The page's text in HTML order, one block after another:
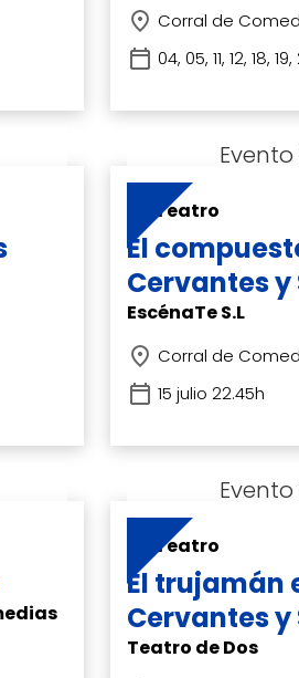
Corral de
04, 05, 11, 12, 18,
Teatro
El
Cervantes
EscénaTe S.L
Corral de
15 julio 22.45h
Teatro
El trujamán
Cervantes
Teatro de Dos